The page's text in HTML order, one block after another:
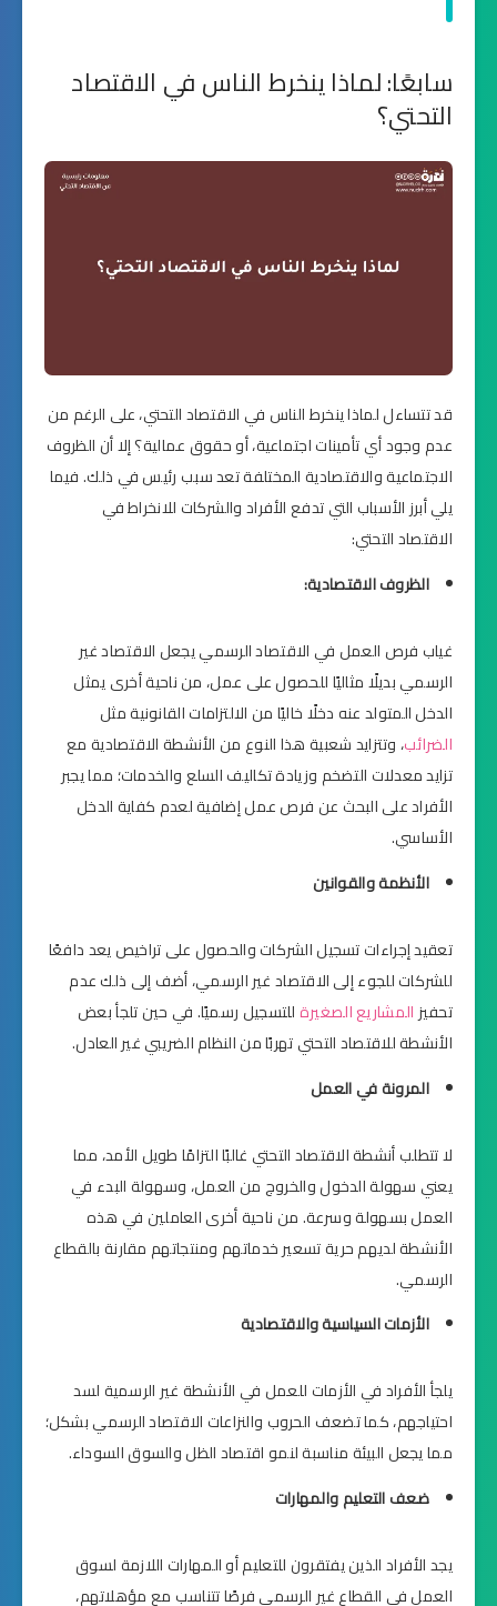
سابعًا: لماذا ينخرط الناس في الاقتصاد
التحتي؟
قد تتساءل لماذا ينخرط الناس في الاقتصاد التحتي، على الرغم من
عدم وجود أي تأمينات اجتماعية، أو حقوق عمالية؟ إلا أن الظروف
الاجتماعية والاقتصادية المختلفة تعد سبب رئيس في ذلك. فيما
يلي أبرز الأسباب التي تدفع الأفراد والشركات للانخراط في
الاقتصاد التحتي:
الظروف الاقتصادية:
غياب فرص العمل في الاقتصاد الرسمي يجعل الاقتصاد غير
الرسمي بديلًا مثاليًا للحصول على عمل، من ناحية أخرى يمثل
الدخل المتولد عنه دخلًا خاليًا من الالتزامات القانونية مثل
الضرائب، وتتزايد شعبية هذا النوع من الأنشطة الاقتصادية مع
تزايد معدلات التضخم وزيادة تكاليف السلع والخدمات؛ مما يجبر
الأفراد على البحث عن فرص عمل إضافية لعدم كفاية الدخل
الأساسي.
الأنظمة والقوانين
تعقيد إجراءات تسجيل الشركات والحصول على تراخيص يعد دافعًا
للشركات للجوء إلى الاقتصاد غير الرسمي، أضف إلى ذلك عدم
تحفيز المشاريع الصغيرةللتسجيل رسميًا. في حين تلجأ بعض
الأنشطة للاقتصاد التحتي تهربًا من النظام الضريبي غير العادل.
المرونة في العمل
لا تتطلب أنشطة الاقتصاد التحتي غالبًا التزامًا طويل الأمد، مما
يعني سهولة الدخول والخروج من العمل، وسهولة البدء في
العمل بسهولة وسرعة. من ناحية أخرى العاملين في هذه
الأنشطة لديهم حرية تسعير خدماتهم ومنتجاتهم مقارنة بالقطاع
الرسمي.
الأزمات السياسية والاقتصادية
يلجأ الأفراد في الأزمات للعمل في الأنشطة غير الرسمية لسد
احتياجهم، كما تضعف الحروب والنزاعات الاقتصاد الرسمي بشكل؛
مما يجعل البيئة مناسبة لنمو اقتصاد الظل والسوق السوداء.
ضعف التعليم والمهارات
يجد الأفراد الذين يفتقرون للتعليم أو المهارات اللازمة لسوق
العمل في القطاع غير الرسمي فرصًا تتناسب مع مؤهلاتهم،